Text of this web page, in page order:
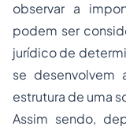
observar a
podem ser
jurídico de
se desenvolvem
estrutura de uma
Assim sendo,